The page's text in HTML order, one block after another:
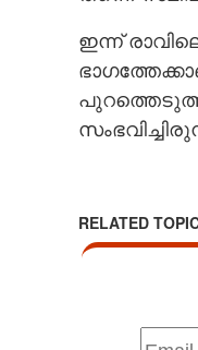
ഇന്ന്
RELATED